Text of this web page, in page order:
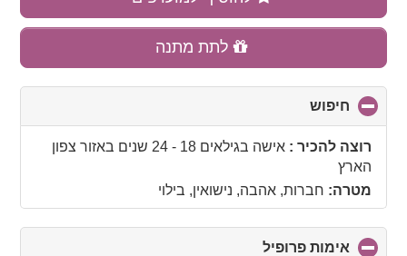
לתת מתנה
חיפוש
to
collapseרוצה להכיר :אישה בגילאים 18 - 24 שנים באזור צפון
הארץ
מטרה: חברות, אהבה, נישואין, בילוי
אימות פרופיל